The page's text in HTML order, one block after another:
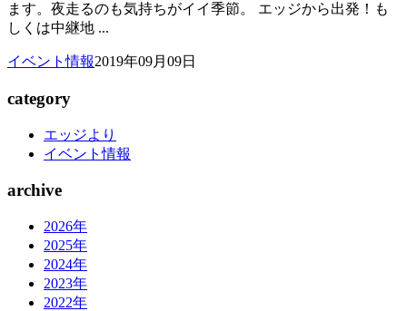
ます。夜走るのも気持ちがイイ季節。 エッジから出発！も
しくは中継地 ...
イベント情報2019年09月09日
category
エッジより
イベント情報
archive
2026年
2025年
2024年
2023年
2022年